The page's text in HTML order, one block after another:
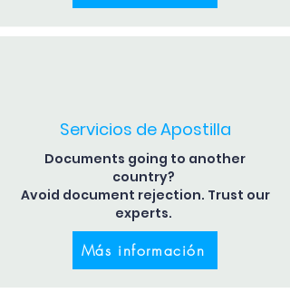
Servicios de Apostilla
Documents going to another
country?
Avoid document rejection. Trust our
experts.
Más información